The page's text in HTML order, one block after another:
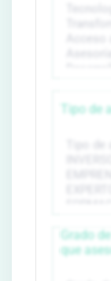
Tipo de
Grado
que